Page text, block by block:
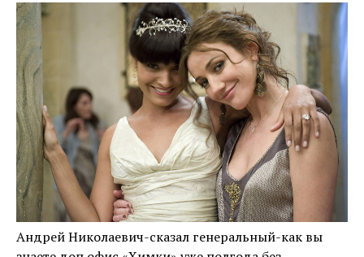
Андрей Николаевич-сказал генеральный-как вы